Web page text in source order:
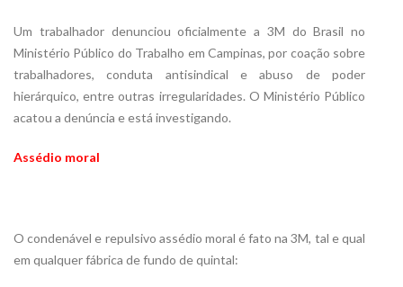
Um trabalhador denunciou oficialmente a 3M do Brasil no
Ministério Público do Trabalho em Campinas, por coação sobre
trabalhadores, conduta antisindical e abuso de poder
hierárquico, entre outras irregularidades. O Ministério Público
acatou a denúncia e está investigando.
Assédio moral
O condenável e repulsivo assédio moral é fato na 3M, tal e qual
em qualquer fábrica de fundo de quintal: